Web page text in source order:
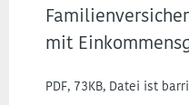
mit
PDF, 73KB, Datei ist